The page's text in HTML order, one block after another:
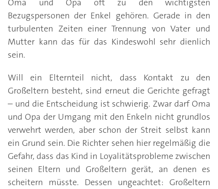
Oma und Opa oft zu den wichtigsten
Bezugspersonen der Enkel gehören. Gerade in den
turbulenten Zeiten einer Trennung von Vater und
Mutter kann das für das Kindeswohl sehr dienlich
sein.
Will ein Elternteil nicht, dass Kontakt zu den
Großeltern besteht, sind erneut die Gerichte gefragt
– und die Entscheidung ist schwierig. Zwar darf Oma
und Opa der Umgang mit den Enkeln nicht grundlos
verwehrt werden, aber schon der Streit selbst kann
ein Grund sein. Die Richter sehen hier regelmäßig die
Gefahr, dass das Kind in Loyalitätsprobleme zwischen
seinen Eltern und Großeltern gerät, an denen es
scheitern müsste. Dessen ungeachtet: Großeltern